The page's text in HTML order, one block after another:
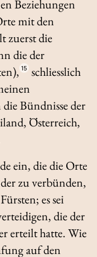
Beziehungen
mit den
zuerst die
die der
15 schliesslich
Bündnisse der
Österreich,
ein, die die Orte
zu verbünden,
es sei
die der
erteilt hatte. Wie
auf den